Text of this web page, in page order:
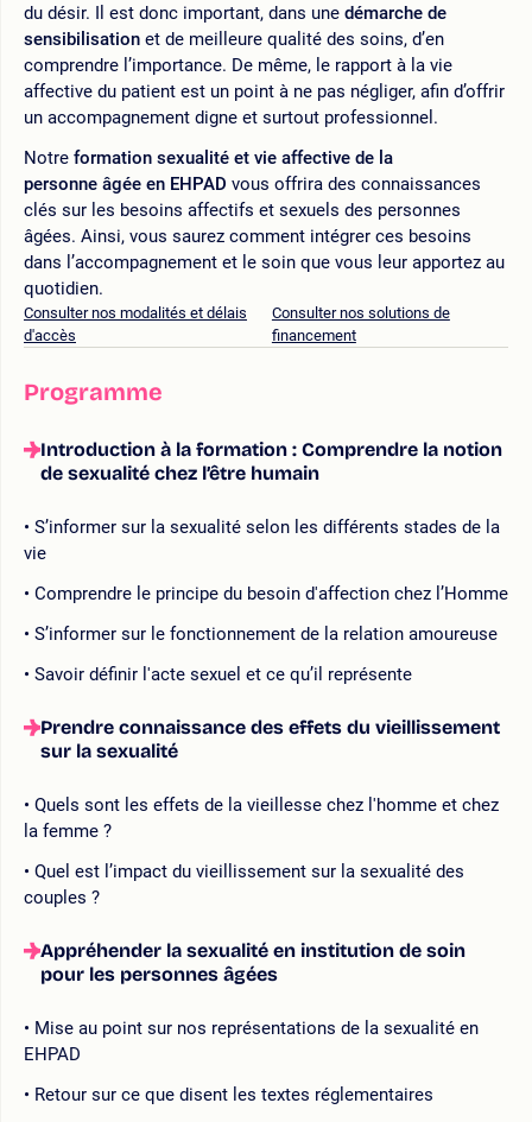
du désir. Il est donc important, dans une démarche de
sensibilisation et de meilleure qualité des soins, d’en
comprendre l’importance. De même, le rapport à la vie
affective du patient est un point à ne pas négliger, afin d’offrir
un accompagnement digne et surtout professionnel.
Notre formation sexualité et vie affective de la
personne âgée en EHPAD vous offrira des connaissances
clés sur les besoins affectifs et sexuels des personnes
âgées. Ainsi, vous saurez comment intégrer ces besoins
dans l’accompagnement et le soin que vous leur apportez au
quotidien.
Consulter nos modalités et délais
d'accès
Consulter nos solutions de
financement
Programme
Introduction à la formation : Comprendre la notion
de sexualité chez l’être humain
S’informer sur la sexualité selon les différents stades de la
vie
Comprendre le principe du besoin d'affection chez l’Homme
S’informer sur le fonctionnement de la relation amoureuse
Savoir définir l'acte sexuel et ce qu’il représente
Prendre connaissance des effets du vieillissement
sur la sexualité
Quels sont les effets de la vieillesse chez l'homme et chez
la femme ?
Quel est l’impact du vieillissement sur la sexualité des
couples ?
Appréhender la sexualité en institution de soin
pour les personnes âgées
Mise au point sur nos représentations de la sexualité en
EHPAD
Retour sur ce que disent les textes réglementaires